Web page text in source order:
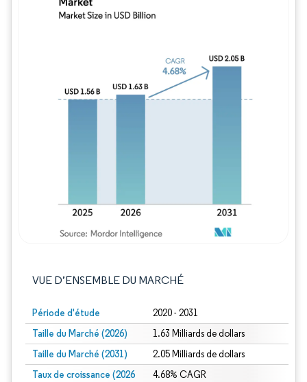
VUE D’ENSEMBLE DU MARCHÉ
Période d'étude 2020 - 2031
Taille du Marché (2026) 1.63 Milliards de dollars
Taille du Marché (2031) 2.05 Milliards de dollars
Taux de croissance (2026
4.68% CAGR